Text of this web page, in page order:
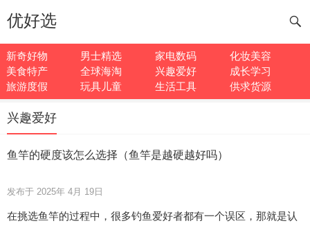
优好选
新奇好物 男士精选 家电数码
化妆美容
美食特产
全球海淘 兴趣爱好
成长学习
旅游度假
玩具儿童 生活工具 供求货源
兴趣爱好
鱼竿的硬度该怎么选择（鱼竿是越硬越好吗）
发布于 2025年 4月 19日
在挑选鱼竿的过程中，很多钓鱼爱好者都有一个误区，那就是认